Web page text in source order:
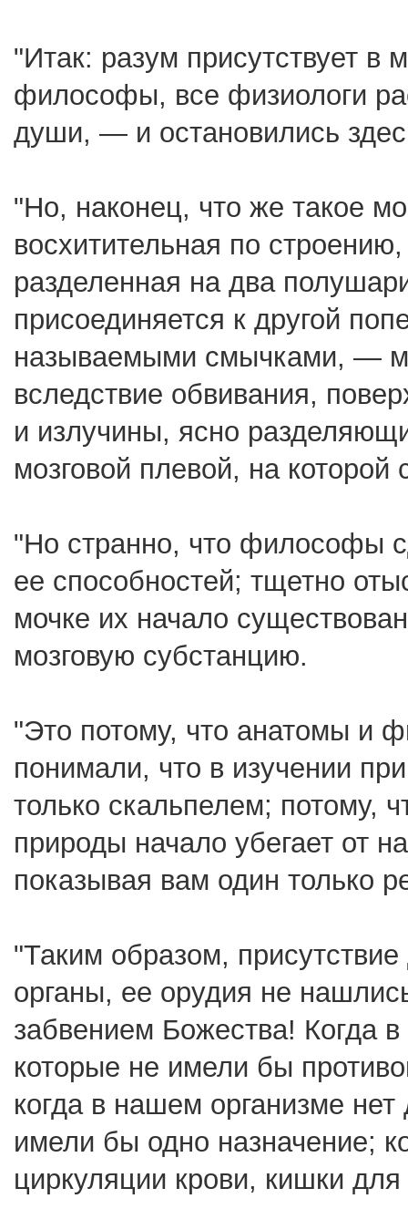
"Итак: разум присутствует в
философы, все физиологи
души, — и остановились
"Но, наконец, что же такое
восхитительная по
разделенная на два
присоединяется к другой
называемыми смычками, —
вследствие обвивания,
и излучины, ясно
мозговой плевой, на
"Но странно, что философы
ее способностей; тщетно
мочке их начало
мозговую субстанцию.
"Это потому, что анатомы и
понимали, что в изучении
только скальпелем; потому,
природы начало убегает от
показывая вам один только
"Таким образом,
органы, ее орудия не
забвением Божества! Когда
которые не имели бы
когда в нашем организме нет
имели бы одно назначение;
циркуляции крови, кишки